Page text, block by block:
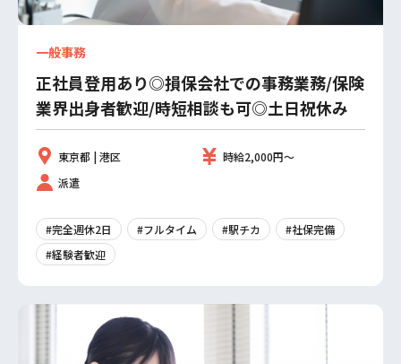
一般事務
正社員登用あり◎損保会社での事務業務/保険
業界出身者歓迎/時短相談も可◎土日祝休み
東京都 | 港区
時給2,000円～
派遣
#完全週休2日 #フルタイム #駅チカ
#社保完備
#経験者歓迎